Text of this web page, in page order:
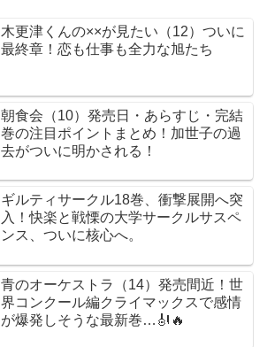
木更津くんの××が見たい（12）ついに
最終章！恋も仕事も全力な旭たち
朝食会（10）発売日・あらすじ・完結
巻の注目ポイントまとめ！加世子の過
去がついに明かされる！
ギルティサークル18巻、衝撃展開へ突
入！快楽と戦慄の大学サークルサスペ
ンス、ついに核心へ。
青のオーケストラ（14）発売間近！世
界コンクール編クライマックスで感情
が爆発しそうな最新巻…🎻🔥